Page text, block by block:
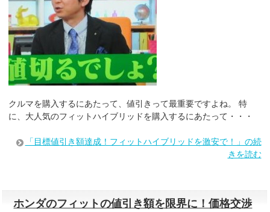
クルマを購入するにあたって、値引きって最重要ですよね。 特
に、大人気のフィットハイブリッドを購入するにあたって・・・
「目標値引き額達成！フィットハイブリッドを激安で！」の続
きを読む
ホンダのフィットの値引き額を限界に！価格交渉